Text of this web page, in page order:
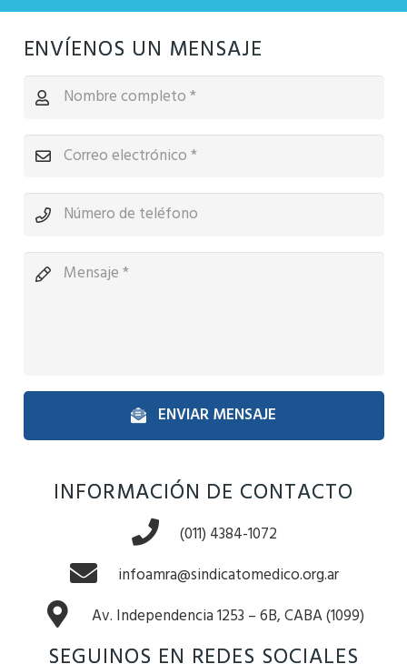
ENVÍENOS UN MENSAJE
ENVIAR MENSAJE
INFORMACIÓN DE CONTACTO
(011) 4384-1072
infoamra@sindicatomedico.org.ar
Av. Independencia 1253 – 6B, CABA (1099)